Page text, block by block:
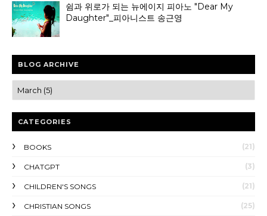
쉼과 위로가 되는 뉴에이지 피아노 "Dear My
Daughter"_피아니스트 송근영
BLOG ARCHIVE
CATEGORIES
BOOKS (21)
CHATGPT (3)
CHILDREN'S SONGS (21)
CHRISTIAN SONGS (25)